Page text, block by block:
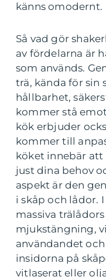
känns omodernt.
Så vad gör
av fördelarna är
som används.
trä, kända för sin
hållbarhet,
kommer stå
kök erbjuder
kommer till
köket innebär att
just dina behov
aspekt är den
i skåp och lådor.
massiva
mjukstängning,
användandet
insidorna på
vitlaserat eller